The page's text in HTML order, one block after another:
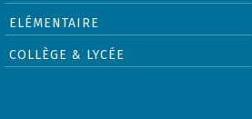
ELÉMENTAIRE
COLLÈGE & LYCÉE